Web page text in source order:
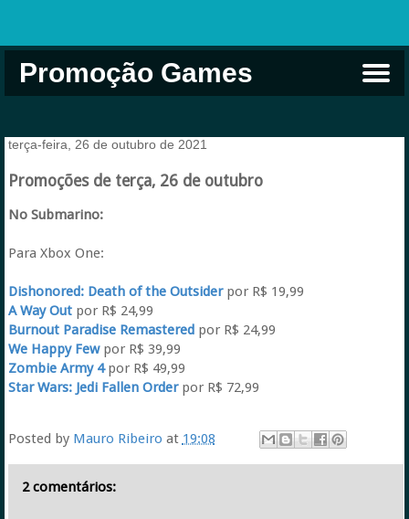
Promoção Games
terça-feira, 26 de outubro de 2021
Promoções de terça, 26 de outubro
No Submarino:
Para Xbox One:
Dishonored: Death of the Outsiderpor R$ 19,99
A Way Outpor R$ 24,99
Burnout Paradise Remasteredpor R$ 24,99
We Happy Fewpor R$ 39,99
Zombie Army 4por R$ 49,99
Star Wars: Jedi Fallen Orderpor R$ 72,99
Posted by Mauro Ribeiro at 19:08
2 comentários: